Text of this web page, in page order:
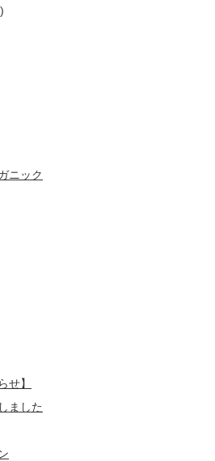
ニック
せ】
ました